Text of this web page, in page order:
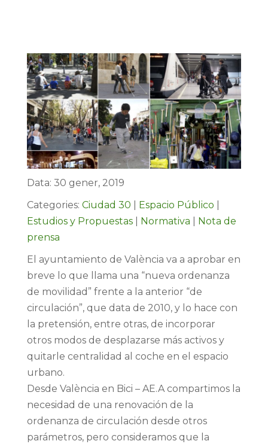
Data: 30 gener, 2019
Categories: Ciudad 30 Espacio Público
Estudios y Propuestas| Normativa
Nota de
prensa
El ayuntamiento de València va a aprobar en
breve lo que llama una “nueva ordenanza
de movilidad” frente a la anterior “de
circulación”, que data de 2010, y lo hace con
la pretensión, entre otras, de incorporar
otros modos de desplazarse más activos y
quitarle centralidad al coche en el espacio
urbano.
Desde València en Bici – AE.A compartimos la
necesidad de una renovación de la
ordenanza de circulación desde otros
parámetros, pero consideramos que la